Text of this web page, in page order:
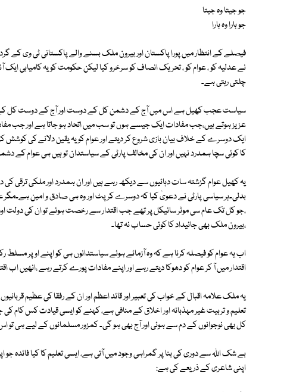
جو جیتا وہ جیتا
جو ہارا وہ ہارا
فیصلے کے انتظار میں پورا پاکستان اور بیرون ملک بسنے والے پاکستانی ٹی وی کے
نے عدلیہ کو ، عوام کو ، تحریک انصاف کو سرخرو کیا لیکن حکومت کو یہ کامیابی
چلتی رہتی ہے۔
سیاست عجب کھیل ہے اس میں آج کے دشمن کل کے دوست اور آج کے دوست کل کے
عزیز ہوتے ہیں،جب مفادات ایک جیسے ہوں تو سب میں اتحاد ہو جاتا ہے اور جب مفادات
ایک دوسرے کے خلاف بیان بازی شروع کر دیتے اور عوام کو یہ یقین دلانے کی
کا کوئی سچا ہمدرد نہیں اور ان کی مخالف پارٹی کے سیاستدان تو ہیں ہی عوام کے
یہ کھیل عوام گزشتہ سات دہائیوں سے دیکھ رہے ہیں اور ان ہمدرد اور ملکی ترقی کی
بدلی۔ہر سیاسی پارٹی نے دعویٰ کیا کہ دوسرے کرپٹ اور وہ ہی صادق و امین ہے۔مگر
،جو کل تک عام سی موٹر سائیکل پر تھے جب اقتدار سے رخصت ہوئے تو ان کی دولت
،بیرون ملک بھی جائیداد کا کوئی حساب نہ تھا۔
اب یہ عوام کو فیصلہ کرنا ہے کہ وہ آزمائے ہوئے سیاستدانوں ہی کو اپنے اوپر مسلط
اقتدار میں آ کر عوام کو دھوکا دیتے رہے اور اپنے مفادات پورے کرتے رہے ،انھیں اب
یہ ملک علامہ اقبال کے خواب کی تعبیر اور قائد اعظم اور ان کے رفقا کی عظیم
تعلیم و تربیت غیر مہذبانہ اور اخلاق کے منافی ہے، کہنے کو ایسی قیادت کس کام
کل بھی نوجوانوں کے دم سے ہوئی اور آج بھی ہو گی۔ کمزور مسلمانوں کے لیے ہی تو
بے شک اللہ سے دوری کی بنا پر گمراہی وجود میں آتی ہے، ایسی تعلیم کا کیا فائدہ
اپنی شاعری کے ذریعے کی ہے: